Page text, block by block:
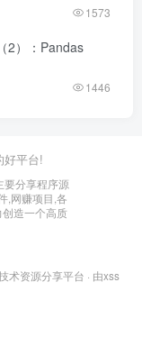
1573
2）：Pandas
1446
要分享程序源
,网赚项目,各
造一个高质
术资源分享平台 · 由xss